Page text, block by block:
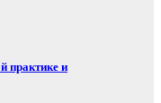
практике и